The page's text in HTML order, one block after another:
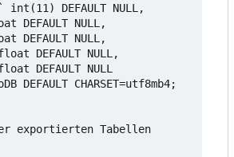
DEFAULT NULL,
DEFAULT NULL,
DEFAULT NULL,
float DEFAULT NULL,
DEFAULT NULL
DEFAULT CHARSET=utf8mb4;
exportierten Tabellen